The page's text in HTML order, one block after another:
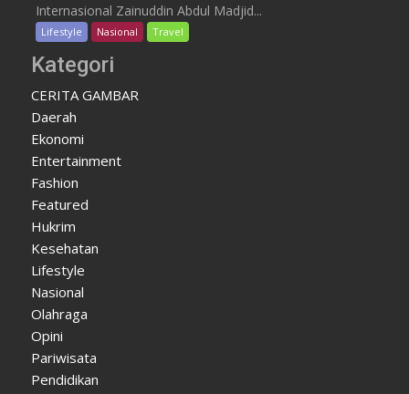
Internasional Zainuddin Abdul Madjid...
Lifestyle Nasional Travel
Kategori
CERITA GAMBAR
Daerah
Ekonomi
Entertainment
Fashion
Featured
Hukrim
Kesehatan
Lifestyle
Nasional
Olahraga
Opini
Pariwisata
Pendidikan